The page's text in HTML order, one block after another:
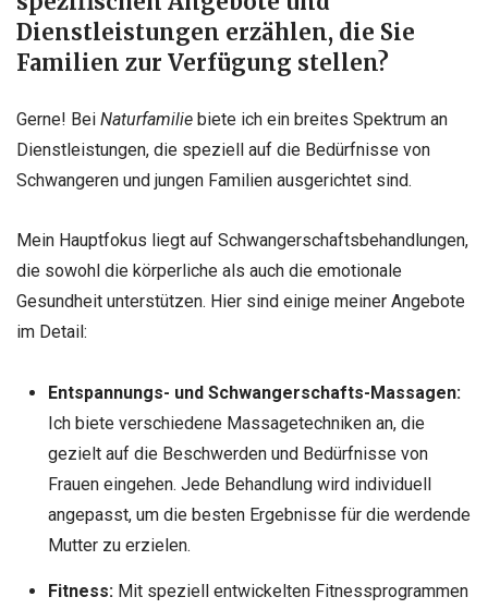
Dienstleistungen erzählen, die Sie
Familien zur Verfügung stellen?
Gerne! Bei Naturfamilie biete ich ein breites Spektrum an
Dienstleistungen, die speziell auf die Bedürfnisse von
Schwangeren und jungen Familien ausgerichtet sind.
Mein Hauptfokus liegt auf Schwangerschaftsbehandlungen,
die sowohl die körperliche als auch die emotionale
Gesundheit unterstützen. Hier sind einige meiner Angebote
im Detail:
Entspannungs- und Schwangerschafts-Massagen:
Ich biete verschiedene Massagetechniken an, die
gezielt auf die Beschwerden und Bedürfnisse von
Frauen eingehen. Jede Behandlung wird individuell
angepasst, um die besten Ergebnisse für die werdende
Mutter zu erzielen.
Fitness: Mit speziell entwickelten Fitnessprogrammen